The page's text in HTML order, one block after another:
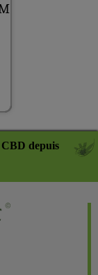
CBD depuis